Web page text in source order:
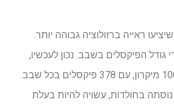
ראייה ברזולוציה גבוהה יותר.
גודל הפיקסלים בשבב. נכון לעכשיו,
הפיקסלים הם ברוחב 100 מיקרון, עם 378 פיקסלים בכל שבב.
בחולדות, עשויה להיות בעלת